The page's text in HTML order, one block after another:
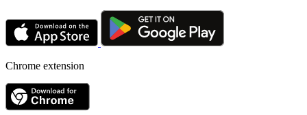
Chrome extension